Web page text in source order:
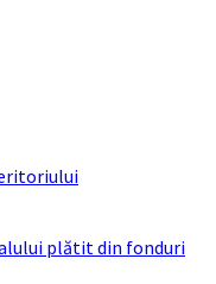
plătit din fonduri